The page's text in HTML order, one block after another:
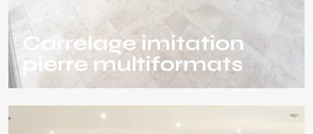
Carrelage imitation
pierre multiformats